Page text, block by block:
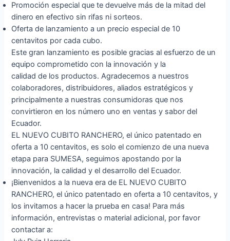
Promoción especial que te devuelve más de la mitad del
dinero en efectivo sin rifas ni sorteos.
Oferta de lanzamiento a un precio especial de 10
centavitos por cada cubo.
Este gran lanzamiento es posible gracias al esfuerzo de un
equipo comprometido con la innovación y la
calidad de los productos. Agradecemos a nuestros
colaboradores, distribuidores, aliados estratégicos y
principalmente a nuestras consumidoras que nos
convirtieron en los número uno en ventas y sabor del
Ecuador.
EL NUEVO CUBITO RANCHERO, el único patentado en
oferta a 10 centavitos, es solo el comienzo de una nueva
etapa para SUMESA, seguimos apostando por la
innovación, la calidad y el desarrollo del Ecuador.
¡Bienvenidos a la nueva era de EL NUEVO CUBITO
RANCHERO, el único patentado en oferta a 10 centavitos, y
los invitamos a hacer la prueba en casa! Para más
información, entrevistas o material adicional, por favor
contactar a: